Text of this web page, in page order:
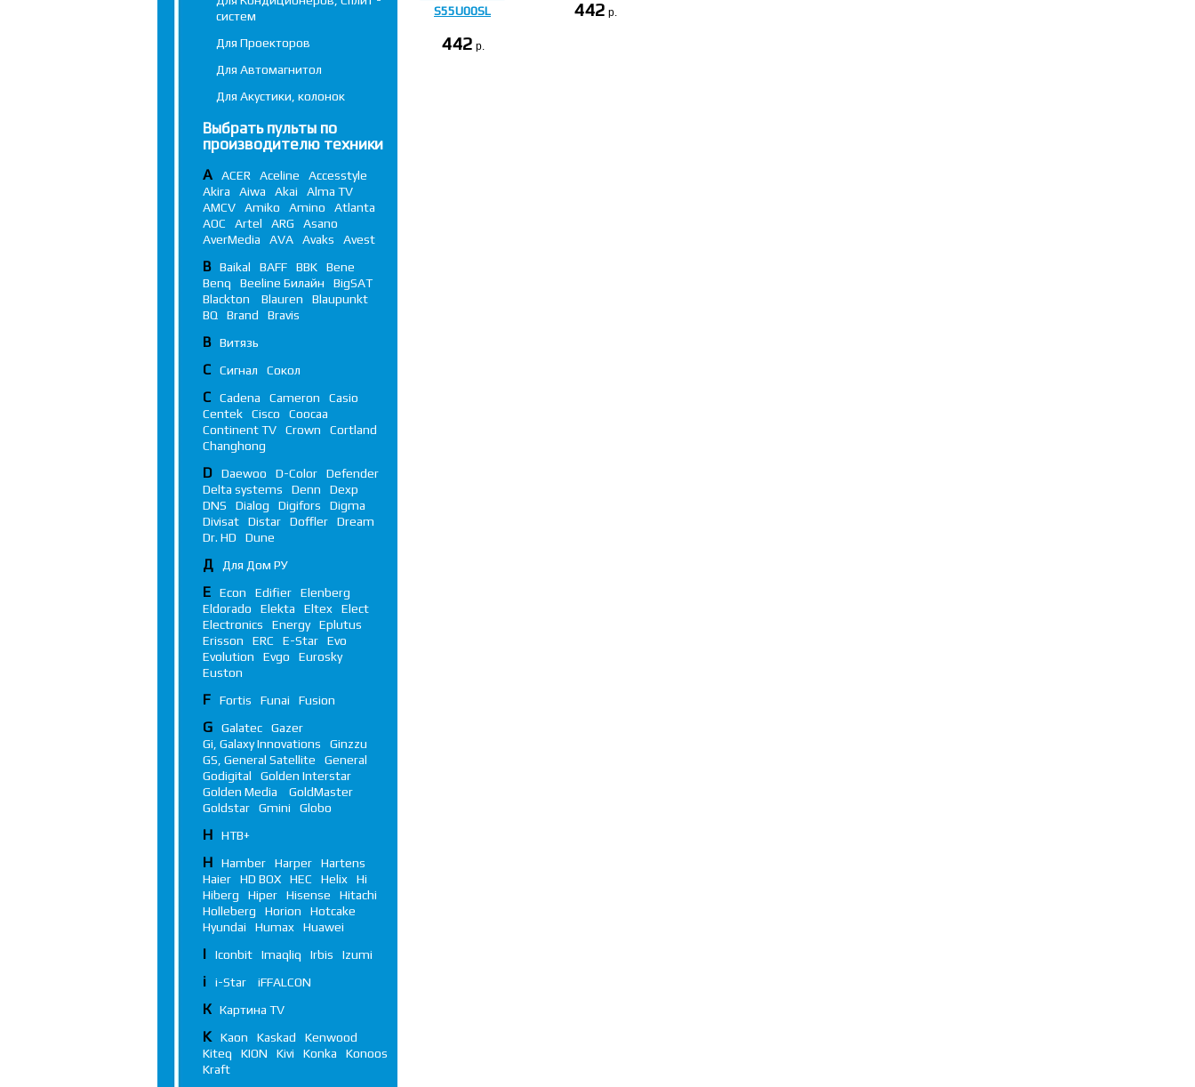
S55U00SL
442 p.
442 p.
систем
Для Проекторов
Для Автомагнитол
Для Акустики, колонок
Выбрать пульты по
производителю техники
A ACER Aceline
Accesstyle
Akira
Aiwa Akai
Alma TV
AMCV
Amiko Amino
Atlanta
AOC
Artel ARG
Asano
AverMedia
AVA Avaks Avest
B Baikal BAFF BBK
Bene
Benq
Beeline Билайн
BigSAT
Blackton
Blauren
Blaupunkt
BQ
Brand Bravis
В Витязь
С Сигнал Сокол
C Cadena Cameron
Casio
Centek
Cisco
Coocaa
Continent TV
Crown
Cortland
Changhong
D Daewoo D-Color
Defender
Delta systems
Denn
Dexp
DNS
Dialog Digifors
Digma
Divisat
Distar Doffler
Dream
Dr. HD
Dune
Д Для Дом РУ
E Econ Edifier
Elenberg
Eldorado
Elekta Eltex
Elect
Electronics
Energy
Eplutus
Erisson
ERC E-Star
Evo
Evolution
Evgo
Eurosky
Euston
F Fortis Funai Fusion
G Galatec
Gazer
Gi, Galaxy Innovations
Ginzzu
GS, General Satellite
General
Godigital
Golden Interstar
Golden Media
GoldMaster
Goldstar
Gmini Globo
Н НТВ+
H Hamber Harper
Hartens
Haier
HD BOX HEC Helix
Hi
Hiberg
Hiper Hisense
Hitachi
Holleberg
Horion
Hotcake
Hyundai
Humax Huawei
I Iconbit Imaqliq Irbis Izumi
i i-Star iFFALСON
К Картина TV
K Kaon Kaskad
Kenwood
Kiteq
KION Kivi Konka
Konoos
Kraft